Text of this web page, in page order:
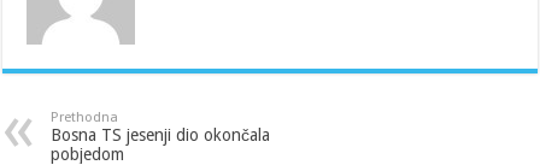
Prethodna
Bosna TS jesenji dio okončala
pobjedom